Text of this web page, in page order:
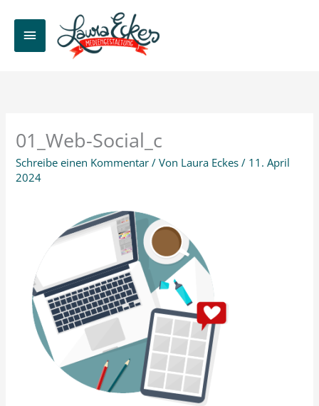
Inhalt
springenHAUPTMENÜ
01_Web-Social_c
Schreibe einen Kommentar / Von Laura Eckes/ 11. April
2024